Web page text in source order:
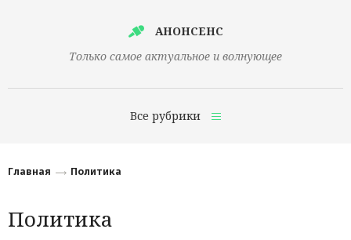
АНОНСЕНС
Только самое актуальное и волнующее
Все рубрики
Технологии
Главная Политика
Политика